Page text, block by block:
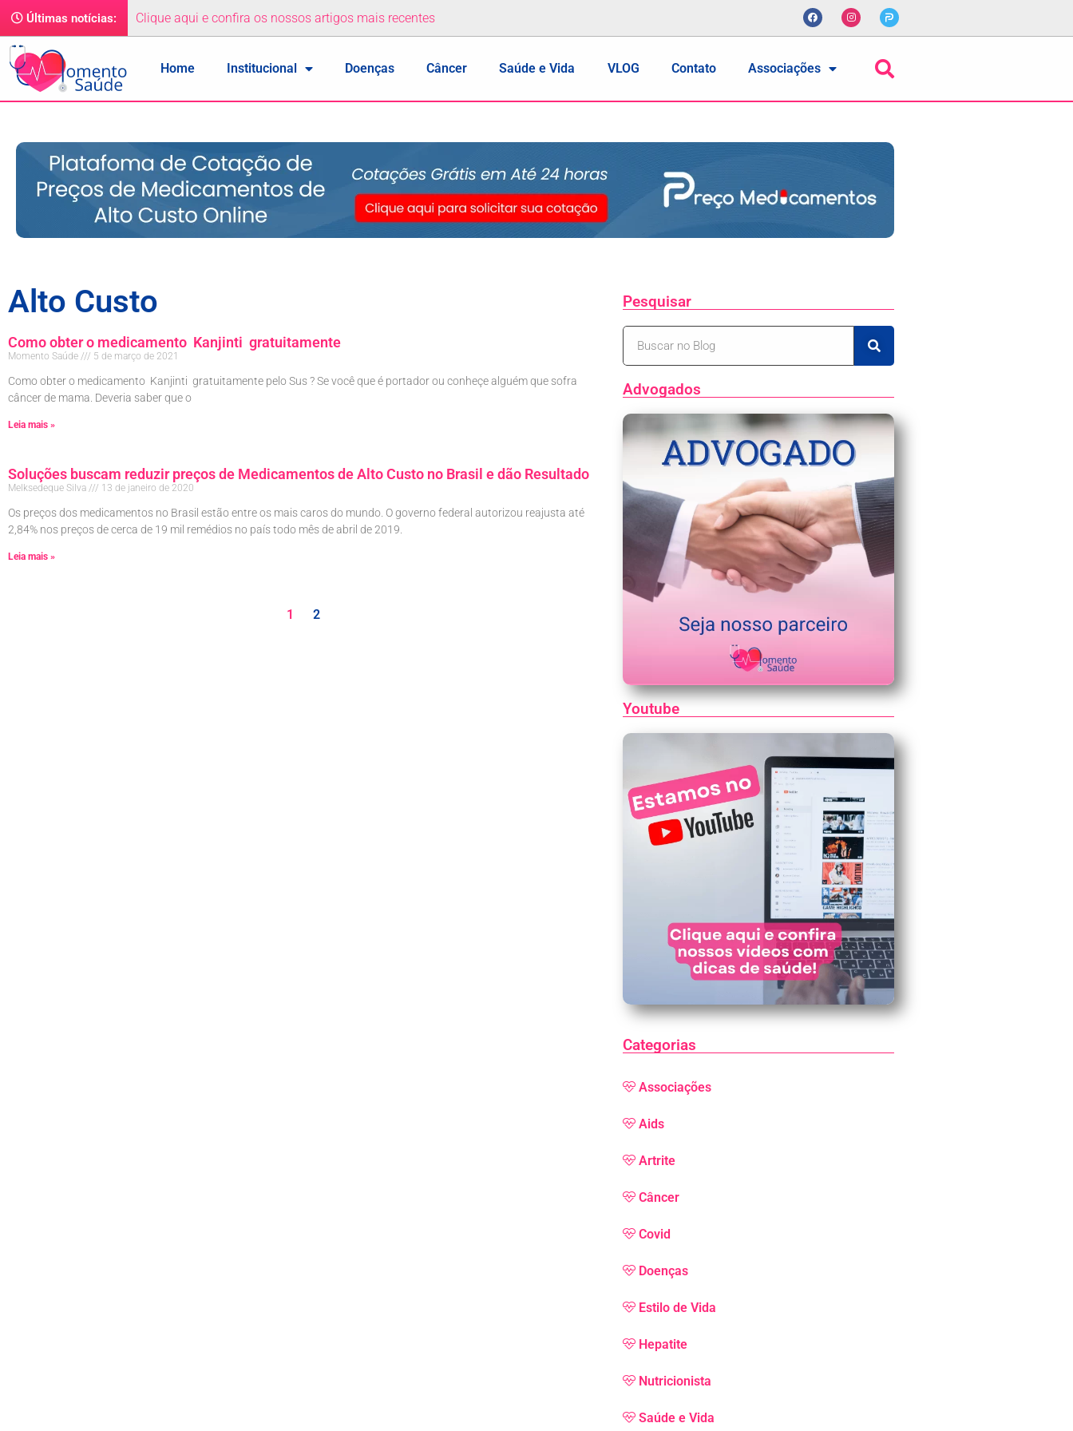
Últimas notícias: Clique aqui e confira os nossos artigos mais recentes
Home Institucional Doenças Câncer Saúde e Vida VLOG Contato Associações
Alto Custo
Como obter o medicamento Kanjinti gratuitamente
Momento Saúde 5 de março de 2021
Como obter o medicamento Kanjinti gratuitamente pelo Sus ? Se você que é portador ou conheçe alguém que sofra
câncer de mama. Deveria saber que o
Leia mais »
Soluções buscam reduzir preços de Medicamentos de Alto Custo no Brasil e dão Resultado
Melksedeque Silva 13 de janeiro de 2020
Os preços dos medicamentos no Brasil estão entre os mais caros do mundo. O governo federal autorizou reajusta até
2,84% nos preços de cerca de 19 mil remédios no país todo mês de abril de 2019.
Leia mais »
1 2
Pesquisar
Advogados
Youtube
Categorias
Associações
Aids
Artrite
Câncer
Covid
Doenças
Estilo de Vida
Hepatite
Nutricionista
Saúde e Vida